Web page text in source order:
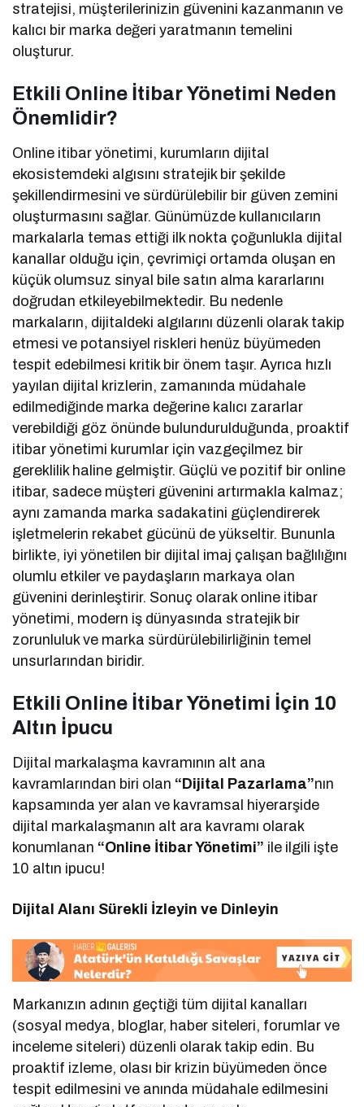
stratejisi, müşterilerinizin güvenini kazanmanın ve
kalıcı bir marka değeri yaratmanın temelini
oluşturur.
Etkili Online İtibar Yönetimi Neden
Önemlidir?
Online itibar yönetimi, kurumların dijital
ekosistemdeki algısını stratejik bir şekilde
şekillendirmesini ve sürdürülebilir bir güven zemini
oluşturmasını sağlar. Günümüzde kullanıcıların
markalarla temas ettiği ilk nokta çoğunlukla dijital
kanallar olduğu için, çevrimiçi ortamda oluşan en
küçük olumsuz sinyal bile satın alma kararlarını
doğrudan etkileyebilmektedir. Bu nedenle
markaların, dijitaldeki algılarını düzenli olarak takip
etmesi ve potansiyel riskleri henüz büyümeden
tespit edebilmesi kritik bir önem taşır. Ayrıca hızlı
yayılan dijital krizlerin, zamanında müdahale
edilmediğinde marka değerine kalıcı zararlar
verebildiği göz önünde bulundurulduğunda, proaktif
itibar yönetimi kurumlar için vazgeçilmez bir
gereklilik haline gelmiştir. Güçlü ve pozitif bir online
itibar, sadece müşteri güvenini artırmakla kalmaz;
aynı zamanda marka sadakatini güçlendirerek
işletmelerin rekabet gücünü de yükseltir. Bununla
birlikte, iyi yönetilen bir dijital imaj çalışan bağlılığını
olumlu etkiler ve paydaşların markaya olan
güvenini derinleştirir. Sonuç olarak online itibar
yönetimi, modern iş dünyasında stratejik bir
zorunluluk ve marka sürdürülebilirliğinin temel
unsurlarından biridir.
Etkili Online İtibar Yönetimi İçin 10
Altın İpucu
Dijital markalaşma kavramının alt ana
kavramlarından biri olan “Dijital Pazarlama”nın
kapsamında yer alan ve kavramsal hiyerarşide
dijital markalaşmanın alt ara kavramı olarak
konumlanan “Online İtibar Yönetimi” ile ilgili işte
10 altın ipucu!
Dijital Alanı Sürekli İzleyin ve Dinleyin
Markanızın adının geçtiği tüm dijital kanalları
(sosyal medya, bloglar, haber siteleri, forumlar ve
inceleme siteleri) düzenli olarak takip edin. Bu
proaktif izleme, olası bir krizin büyümeden önce
tespit edilmesini ve anında müdahale edilmesini